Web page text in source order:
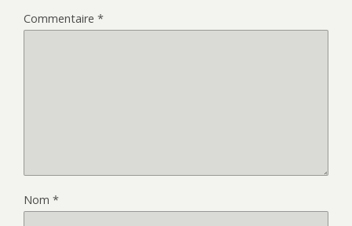
Commentaire *
Nom *